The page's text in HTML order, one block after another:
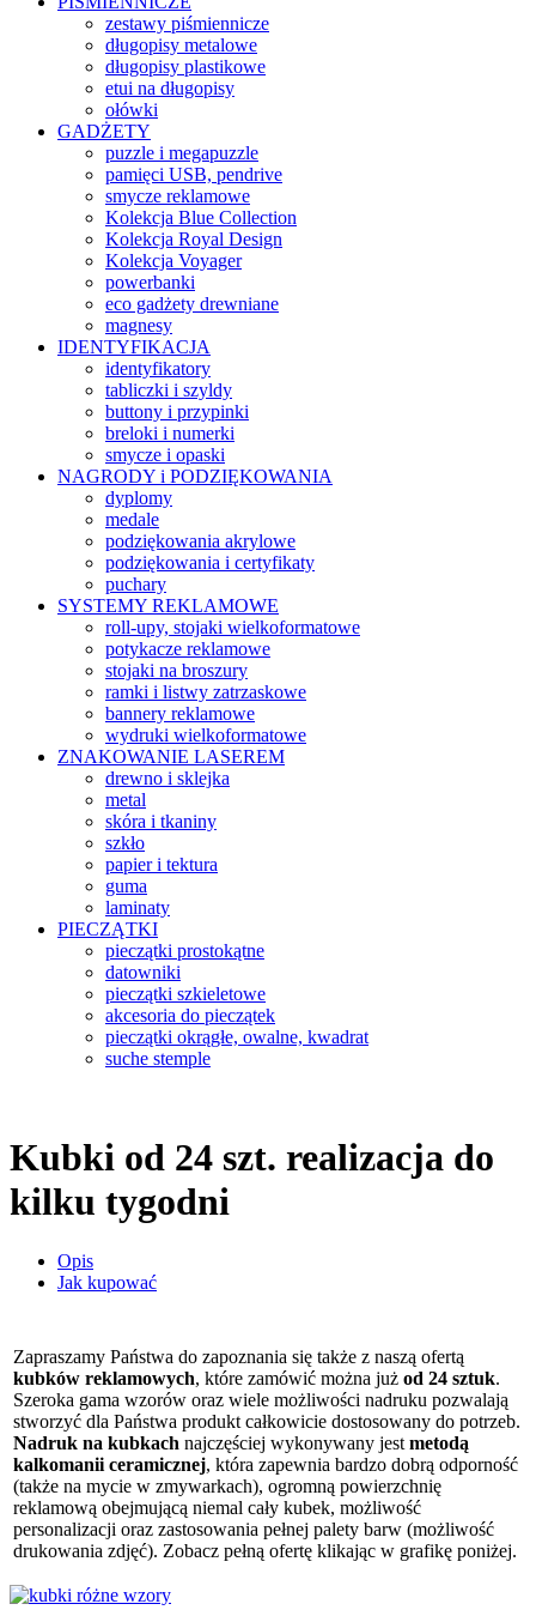
zestawy piśmiennicze
długopisy metalowe
długopisy plastikowe
etui na długopisy
ołówki
GADŻETY
puzzle i megapuzzle
pamięci USB, pendrive
smycze reklamowe
Kolekcja Blue Collection
Kolekcja Royal Design
Kolekcja Voyager
powerbanki
eco gadżety drewniane
magnesy
IDENTYFIKACJA
identyfikatory
tabliczki i szyldy
buttony i przypinki
breloki i numerki
smycze i opaski
NAGRODY i PODZIĘKOWANIA
dyplomy
medale
podziękowania akrylowe
podziękowania i certyfikaty
puchary
SYSTEMY REKLAMOWE
roll-upy, stojaki wielkoformatowe
potykacze reklamowe
stojaki na broszury
ramki i listwy zatrzaskowe
bannery reklamowe
wydruki wielkoformatowe
ZNAKOWANIE LASEREM
drewno i sklejka
metal
skóra i tkaniny
szkło
papier i tektura
guma
laminaty
PIECZĄTKI
pieczątki prostokątne
datowniki
pieczątki szkieletowe
akcesoria do pieczątek
pieczątki okrągłe, owalne, kwadrat
suche stemple
Kubki od 24 szt. realizacja do
kilku tygodni
Opis
Jak kupować
Zapraszamy Państwa do zapoznania się także z naszą ofertą
kubków reklamowych, które zamówić można już od 24 sztuk.
Szeroka gama wzorów oraz wiele możliwości nadruku pozwalają
stworzyć dla Państwa produkt całkowicie dostosowany do potrzeb.
Nadruk na kubkach najczęściej wykonywany jest metodą
kalkomanii ceramicznej, która zapewnia bardzo dobrą odporność
(także na mycie w zmywarkach), ogromną powierzchnię
reklamową obejmującą niemal cały kubek, możliwość
personalizacji oraz zastosowania pełnej palety barw (możliwość
drukowania zdjęć). Zobacz pełną ofertę klikając w grafikę poniżej.